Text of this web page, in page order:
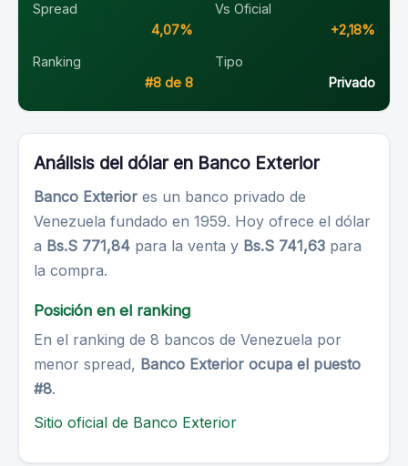
Spread
4,07%
Vs Oficial
+2,18%
Ranking
#8 de 8
Tipo
Privado
Análisis del dólar en Banco Exterior
Banco Exterior es un banco privado de
Venezuela fundado en 1959. Hoy ofrece el dólar
a Bs.S 771,84 para la venta y Bs.S 741,63 para
la compra.
Posición en el ranking
En el ranking de 8 bancos de Venezuela por
menor spread, Banco Exterior ocupa el puesto
#8.
Sitio oficial de Banco Exterior